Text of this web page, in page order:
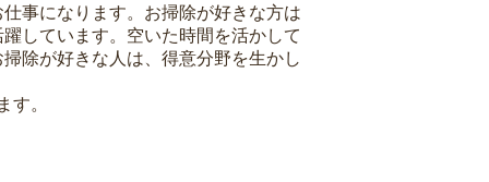
事になります。お掃除が好きな方は
しています。空いた時間を活かして
除が好きな人は、得意分野を生かし
す。